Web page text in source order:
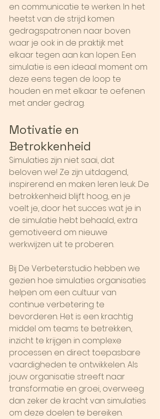
en communicatie te werken. In het
heetst van de strijd komen
gedragspatronen naar boven
waar je ook in de praktijk met
elkaar tegen aan kan lopen. Een
simulatie is een ideaal moment om
deze eens tegen de loop te
houden en met elkaar te oefenen
met ander gedrag.
Motivatie en
Betrokkenheid
Simulaties zijn niet saai, dat
beloven we! Ze zijn uitdagend,
inspirerend en maken leren leuk. De
betrokkenheid blijft hoog, en je
voelt je, door het succes wat je in
de simulatie hebt behaald, extra
gemotiveerd om nieuwe
werkwijzen uit te proberen.
Bij De Verbeterstudio hebben we
gezien hoe simulaties organisaties
helpen om een cultuur van
continue verbetering te
bevorderen. Het is een krachtig
middel om teams te betrekken,
inzicht te krijgen in complexe
processen en direct toepasbare
vaardigheden te ontwikkelen. Als
jouw organisatie streeft naar
transformatie en groei, overweeg
dan zeker de kracht van simulaties
om deze doelen te bereiken.